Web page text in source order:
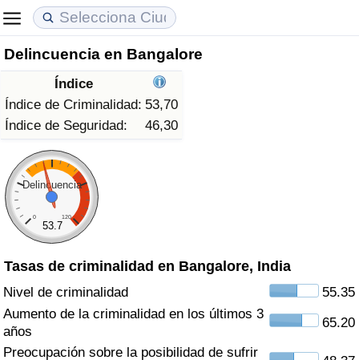
Delincuencia en Bangalore
Índice
Índice de Criminalidad: 53,70
Índice de Seguridad:
46,30
Delincuencia
0 120
53.7
Tasas de criminalidad en Bangalore, India
Nivel de criminalidad
55.35
Aumento de la criminalidad en los últimos 3
años
65.20
Preocupación sobre la posibilidad de sufrir
Coste de vida
Índice de Costo de Vida (Actual)
Índice de Costo de Vida
Índice de costo de vida por país
en aqaba
Precios de las propiedades
Índice de Precios de Inmuebles (Actual)
Índice de Precios de Inmuebles
Índice de Precios de Inmuebles por País
Calidad de Vida
Índice de Calidad de Vida
Índice de Calidad de Vida (Actual)
Índice de calidad de vida por país
Delincuencia
Calificación del Índice de Criminalidad
(Actual)
Índice de Criminalidad